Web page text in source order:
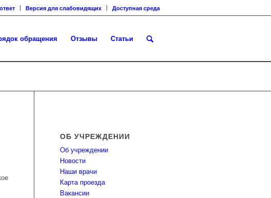
Версия для слабовидящих Доступная среда
обращения Отзывы Статьи
ОБ УЧРЕЖДЕНИИ
Об учреждении
Новости
Наши врачи
Карта проезда
Вакансии